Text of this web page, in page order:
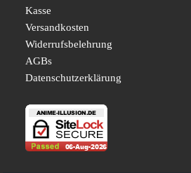
Kasse
Versandkosten
Widerrufsbelehrung
AGBs
Datenschutzerklärung